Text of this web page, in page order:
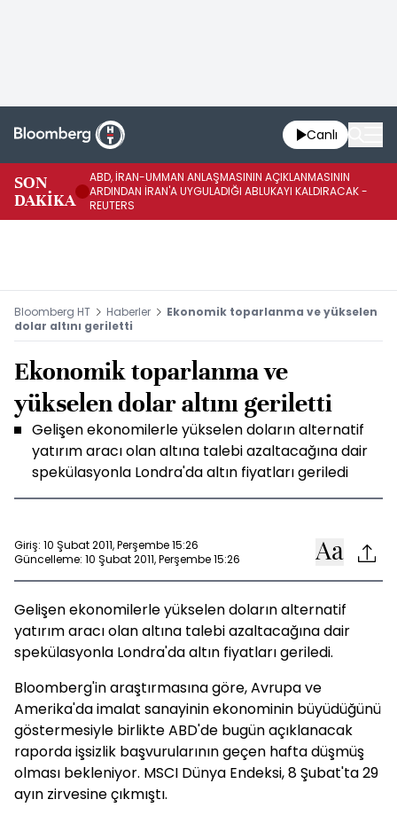
Canlı
SON
DAKİKA
ABD, İRAN-UMMAN ANLAŞMASININ AÇIKLANMASININ
ARDINDAN İRAN'A UYGULADIĞI ABLUKAYI KALDIRACAK -
REUTERS
Bloomberg HT Haberler
Ekonomik toparlanma ve yükselen
dolar altını geriletti
Ekonomik toparlanma ve
yükselen dolar altını geriletti
Gelişen ekonomilerle yükselen doların alternatif
yatırım aracı olan altına talebi azaltacağına dair
spekülasyonla Londra'da altın fiyatları geriledi
Giriş: 10 Şubat 2011, Perşembe 15:26
Güncelleme: 10 Şubat 2011, Perşembe 15:26
Gelişen ekonomilerle yükselen doların alternatif
yatırım aracı olan altına talebi azaltacağına dair
spekülasyonla Londra'da altın fiyatları geriledi.
Bloomberg'in araştırmasına göre, Avrupa ve
Amerika'da imalat sanayinin ekonominin büyüdüğünü
göstermesiyle birlikte ABD'de bugün açıklanacak
raporda işsizlik başvurularının geçen hafta düşmüş
olması bekleniyor. MSCI Dünya Endeksi, 8 Şubat'ta 29
ayın zirvesine çıkmıştı.